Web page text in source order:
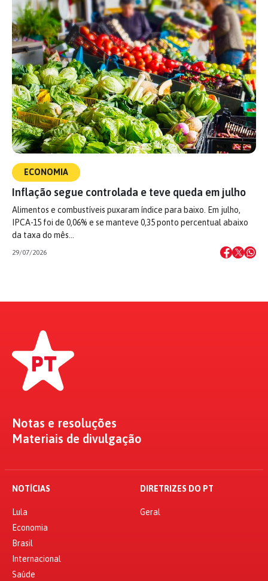
ECONOMIA
Inflação segue controlada e teve queda em julho
Alimentos e combustíveis puxaram índice para baixo. Em julho,
IPCA-15 foi de 0,06% e se manteve 0,35 ponto percentual abaixo
da taxa do mês…
29/07/2026
Notas e resoluções
Materiais de divulgação
NOTÍCIAS
Lula
Economia
Brasil
Internacional
Saúde
DIRETRIZES DO PT
Geral